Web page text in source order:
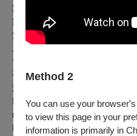
Method 2
You can use your
to view this page in your
information is primarily in
舞台監督｜凌兆群
舞台設計｜許溫庭
燈光設計｜劉佳維
服化設計｜郭巧伶
音樂設計｜吳沛宸
平面設計｜蔡多恩
演員｜王羿承、温翎禎、蔡多恩
IG :
no_thinking_3sec
https://www.instagram.com/